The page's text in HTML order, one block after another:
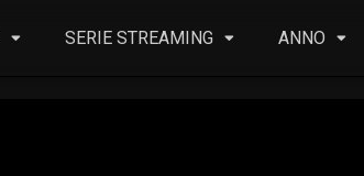
SERIE STREAMING ANNO